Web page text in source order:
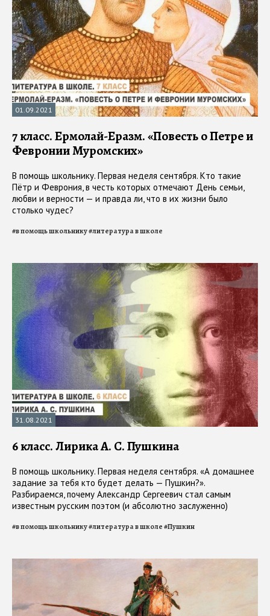
01.09.2021
7 класс. Ермолай-Еразм. «Повесть о Петре и
Февронии Муромских»
В помощь школьнику. Первая неделя сентября. Кто такие
Пётр и Феврония, в честь которых отмечают День семьи,
любви и верности — и правда ли, что в их жизни было
столько чудес?
#в помощь школьнику#литература в школе
31.08.2021
6 класс. Лирика А. С. Пушкина
В помощь школьнику. Первая неделя сентября. «А домашнее
задание за тебя кто будет делать — Пушкин?».
Разбираемся, почему Александр Сергеевич стал самым
известным русским поэтом (и абсолютно заслуженно)
#в помощь школьнику#литература в школе#Пушкин